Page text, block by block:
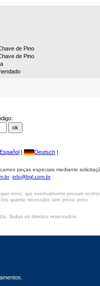
de Pino
de Pino
Español | Deutsch |
peças especiais mediante
info@bgl.com.br
erros, que eventualmente possam
quando necessário sem prévio aviso.
Todos os direitos reservados.